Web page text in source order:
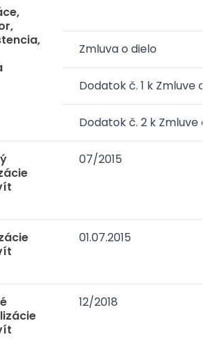
Zmluva o dielo
Dodatok č. 1 k Zmluve
Dodatok č. 2 k Zmluve
07/2015
01.07.2015
12/2018